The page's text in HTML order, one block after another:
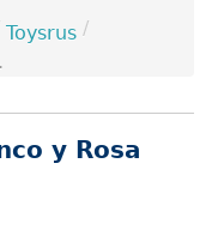
Toysrus /
y Rosa